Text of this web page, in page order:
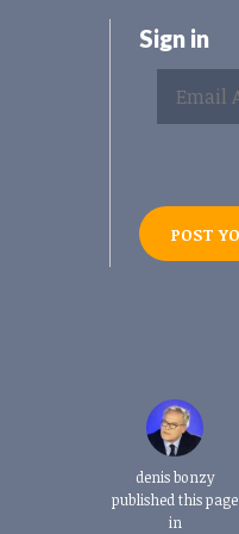
Sign in
denis bonzy
published this page
in